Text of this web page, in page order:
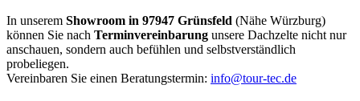
In unserem Showroom in 97947 Grünsfeld (Nähe Würzburg)
können Sie nach Terminvereinbarung unsere Dachzelte nicht nur
anschauen, sondern auch befühlen und selbstverständlich
probeliegen.
Vereinbaren Sie einen Beratungstermin: info@tour-tec.de